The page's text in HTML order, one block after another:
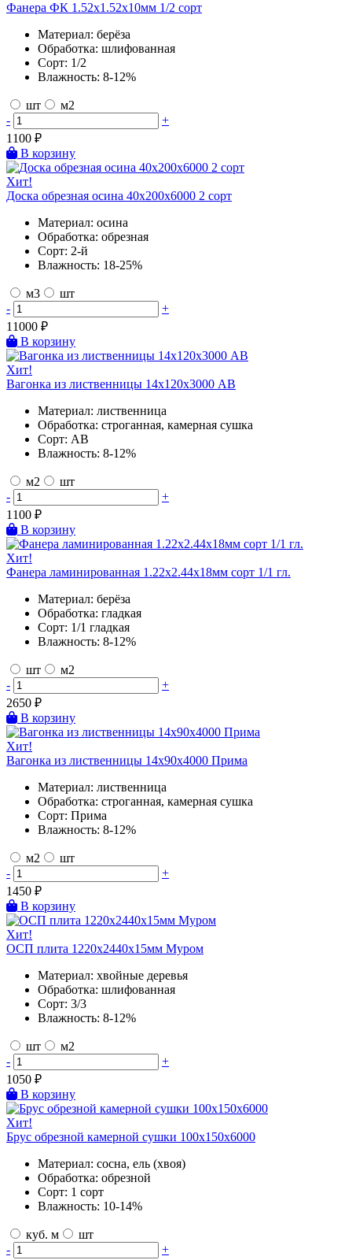
Фанера ФК 1.52х1.52х10мм 1/2 сорт
Материал: берёза
Обработка: шлифованная
Сорт: 1/2
Влажность: 8-12%
шт
м2
-
+
1100 ₽
В корзину
Хит!
Доска обрезная осина 40х200х6000 2 сорт
Материал: осина
Обработка: обрезная
Сорт: 2-й
Влажность: 18-25%
м3
шт
-
+
11000 ₽
В корзину
Хит!
Вагонка из лиственницы 14х120х3000 AB
Материал: лиственница
Обработка: строганная, камерная сушка
Сорт: AB
Влажность: 8-12%
м2
шт
-
+
1100 ₽
В корзину
Хит!
Фанера ламинированная 1.22х2.44х18мм сорт 1/1 гл.
Материал: берёза
Обработка: гладкая
Сорт: 1/1 гладкая
Влажность: 8-12%
шт
м2
-
+
2650 ₽
В корзину
Хит!
Вагонка из лиственницы 14х90х4000 Прима
Материал: лиственница
Обработка: строганная, камерная сушка
Сорт: Прима
Влажность: 8-12%
м2
шт
-
+
1450 ₽
В корзину
Хит!
ОСП плита 1220х2440х15мм Муром
Материал: хвойные деревья
Обработка: шлифованная
Сорт: 3/3
Влажность: 8-12%
шт
м2
-
+
1050 ₽
В корзину
Хит!
Брус обрезной камерной сушки 100х150х6000
Материал: сосна, ель (хвоя)
Обработка: обрезной
Сорт: 1 сорт
Влажность: 10-14%
куб. м
шт
-
+